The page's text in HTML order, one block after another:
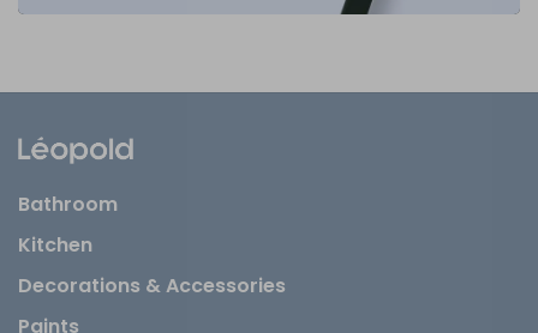
Bathroom
Kitchen
Decorations & Accessories
Paints